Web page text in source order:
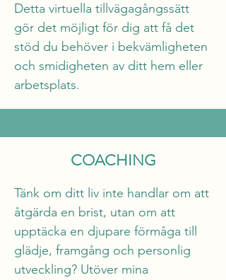
Detta virtuella tillvägagångssätt
gör det möjligt för dig att få det
stöd du behöver i bekvämligheten
och smidigheten av ditt hem eller
arbetsplats.
COACHING
Tänk om ditt liv inte handlar om att
åtgärda en brist, utan om att
upptäcka en djupare förmåga till
glädje, framgång och personlig
utveckling? Utöver mina